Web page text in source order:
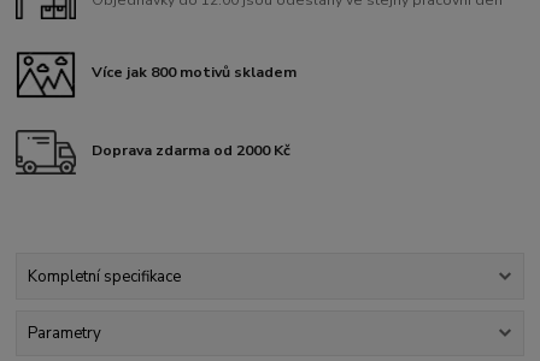
Více jak 800 motivů skladem
Doprava zdarma od 2000 Kč
Kompletní specifikace
Parametry